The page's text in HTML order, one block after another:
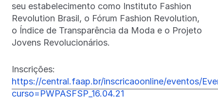
seu estabelecimento como Instituto Fashion
Revolution Brasil, o Fórum Fashion Revolution,
o Índice de Transparência da Moda e o Projeto
Jovens Revolucionários.
Inscrições:
https://central.faap.br/inscricaoonline/eventos/
curso=PWPASFSP_16.04.21